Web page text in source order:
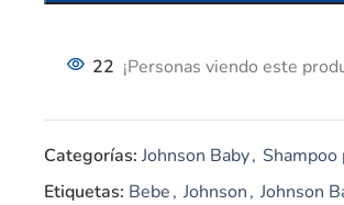
22 ¡Personas viendo este
Categorías: Johnson Baby, Shampoo
Etiquetas: Bebe, Johnson, Johnson